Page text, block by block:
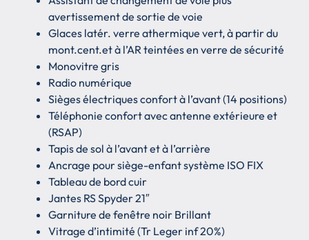
avertissement de sortie de voie
Glaces latér. verre athermique vert, à partir du
mont.cent.et à l’AR teintées en verre de sécurité
Monovitre gris
Radio numérique
Sièges électriques confort à l’avant (14 positions)
Téléphonie confort avec antenne extérieure et
(RSAP)
Tapis de sol à l’avant et à l’arrière
Ancrage pour siège-enfant système ISO FIX
Tableau de bord cuir
Jantes RS Spyder 21″
Garniture de fenêtre noir Brillant
Vitrage d’intimité (Tr Leger inf 20%)